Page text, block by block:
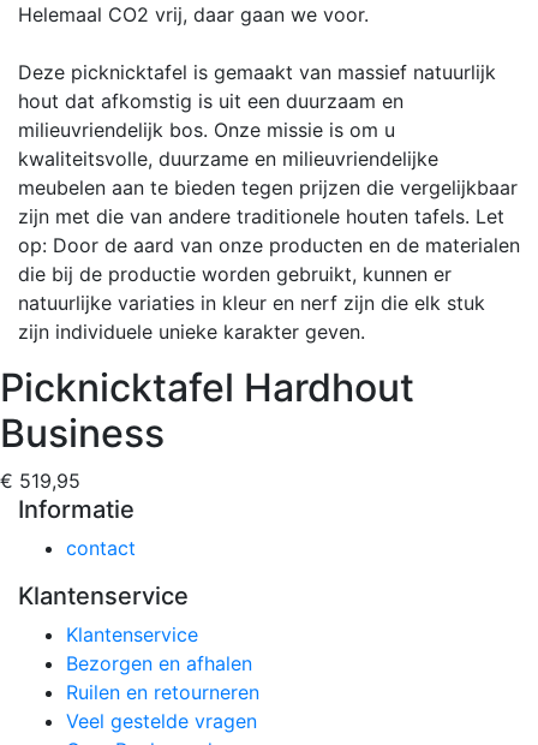
Helemaal CO2 vrij, daar gaan we voor.
Deze picknicktafel is gemaakt van massief natuurlijk
hout dat afkomstig is uit een duurzaam en
milieuvriendelijk bos. Onze missie is om u
kwaliteitsvolle, duurzame en milieuvriendelijke
meubelen aan te bieden tegen prijzen die vergelijkbaar
zijn met die van andere traditionele houten tafels. Let
op: Door de aard van onze producten en de materialen
die bij de productie worden gebruikt, kunnen er
natuurlijke variaties in kleur en nerf zijn die elk stuk
zijn individuele unieke karakter geven.
Picknicktafel Hardhout
Business
€ 519,95
Informatie
contact
Klantenservice
Klantenservice
Bezorgen en afhalen
Ruilen en retourneren
Veel gestelde vragen